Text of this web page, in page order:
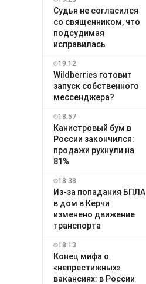
Судья не согласился
со священником, что
подсудимая
исправилась
19:12
Wildberries готовит
запуск собственного
мессенджера?
18:57
Канистровый бум в
России закончился:
продажи рухнули на
81%
18:38
Из-за попадания БПЛА
в дом в Керчи
изменено движение
транспорта
18:13
Конец мифа о
«непрестижных»
вакансиях: в России